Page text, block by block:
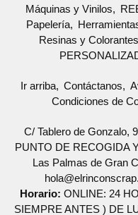
Máquinas y Vinilos
Papelería
Resinas y Colorantes
Ir arriba Contáctanos
Condiciones de
C/ Tablero de Gonzalo,
PUNTO DE RECOGIDA
Las Palmas de Gran
Horario: ONLINE: 24
SIEMPRE ANTES ) DE